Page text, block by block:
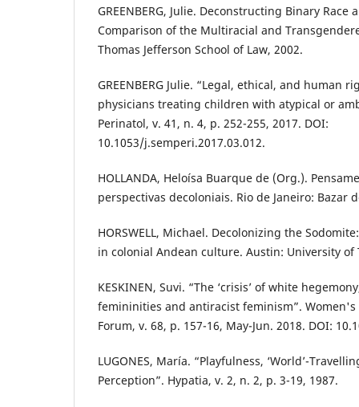
GREENBERG, Julie. Deconstructing Binary Race
Comparison of the Multiracial and
Thomas Jefferson School of Law, 2002.
GREENBERG Julie. “Legal, ethical, and human
physicians treating children with atypical or
Perinatol, v. 41, n. 4, p. 252-255, 2017. DOI:
10.1053/j.semperi.2017.03.012.
HOLLANDA, Heloísa Buarque de (Org.).
perspectivas decoloniais. Rio de Janeiro: Bazar
HORSWELL, Michael. Decolonizing the
in colonial Andean culture. Austin: University of
KESKINEN, Suvi. “The ‘crisis’ of white
femininities and antiracist feminism”.
Forum, v. 68, p. 157-16, May-Jun. 2018. DOI:
LUGONES, María. “Playfulness, ‘World’-
Perception”. Hypatia, v. 2, n. 2, p. 3-19, 1987.